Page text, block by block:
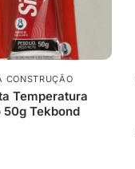
CONSTRUÇÃO
Temperatura
50g Tekbond